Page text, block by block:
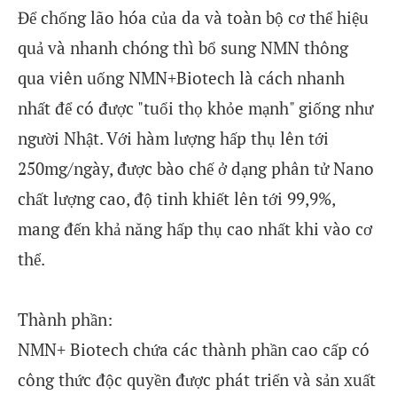
Để chống lão hóa của da và toàn bộ cơ thể hiệu
quả và nhanh chóng thì bổ sung NMN thông
qua viên uống NMN+Biotech là cách nhanh
nhất để có được "tuổi thọ khỏe mạnh" giống như
người Nhật. Với hàm lượng hấp thụ lên tới
250mg/ngày, được bào chế ở dạng phân tử Nano
chất lượng cao, độ tinh khiết lên tới 99,9%,
mang đến khả năng hấp thụ cao nhất khi vào cơ
thể.
Thành phần:
NMN+ Biotech chứa các thành phần cao cấp có
công thức độc quyền được phát triển và sản xuất